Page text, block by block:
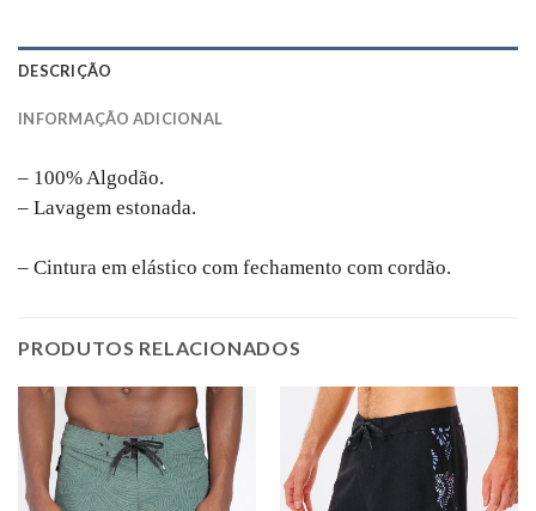
DESCRIÇÃO
INFORMAÇÃO ADICIONAL
– 100% Algodão.
– Lavagem estonada.
– Cintura em elástico com fechamento com cordão.
PRODUTOS RELACIONADOS